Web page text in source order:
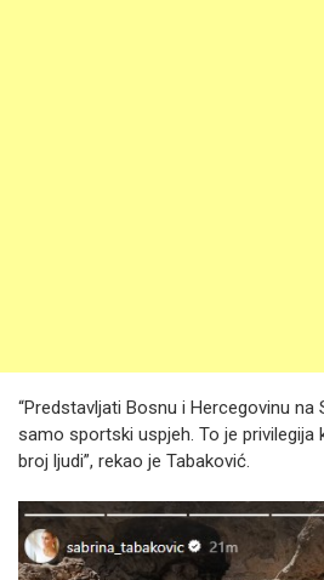
“Predstavljati Bosnu i Hercegovinu
samo sportski uspjeh. To je privilegija
broj ljudi”, rekao je Tabaković.